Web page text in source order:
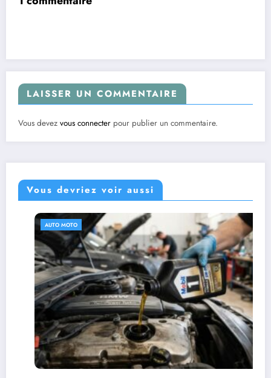
LAISSER UN COMMENTAIRE
Vous devez vous connecter pour publier un commentaire.
Vous devriez voir aussi
AUTO MOTO